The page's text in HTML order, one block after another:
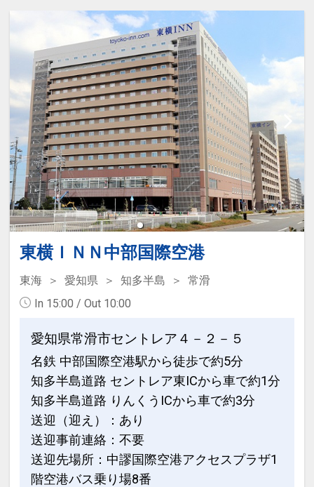
地で、ビジネスにも観光にも便利です。
・全客室Wifi接続によるインターネット
利用無料。
「食事なしプラン」と「朝食付プラン」
をご用意しています。
●「食事なしプラン」と「朝食付プラ
ン」を掲載しています。
※ご覧のページがどちらかを【食事条
件】の項目でご確認のうえ、予約にお進
み下さい。
禁煙ルームと喫煙ルームのプランをご用
●「禁煙ルームプラン」と「喫煙ルーム
プラン」を掲載しています。
報】の項目でご確認のうえ、予約にお進
み下さい。
設定期間：2026年4月1日～2026年11月
30日
インターネットコース番号：DP-1-
17455046
東横ＩＮＮ中部国際空港
東海 愛知県 知多半島
常滑
In 15:00 / Out 10:00
愛知県常滑市セントレア４－２－５
名鉄 中部国際空港駅から徒歩で約5分
知多半島道路 セントレア東ICから車で約1分
知多半島道路 りんくうICから車で約3分
送迎（迎え）：あり
送迎事前連絡：不要
送迎先場所：中謬国際空港アクセスプラザ1
階空港バス乗り場8番